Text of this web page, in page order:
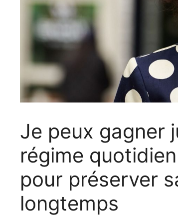
Je peux gagner
régime
pour préserver
longtemps